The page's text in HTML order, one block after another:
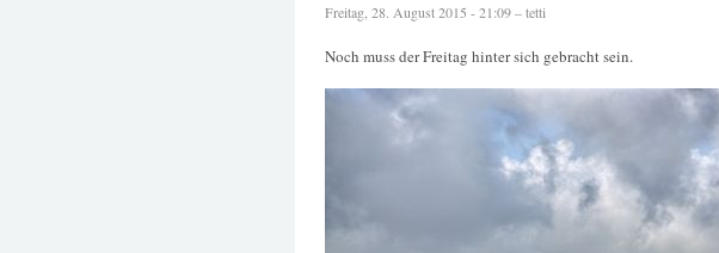
Freitag, 28. August 2015 - 21:09 – tetti
Noch muss der Freitag hinter sich gebracht sein.